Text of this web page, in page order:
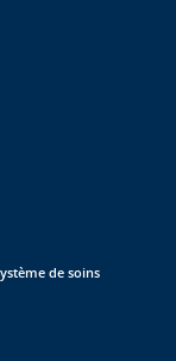
de soins